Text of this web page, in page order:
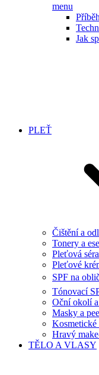
menu
Jak
PLEŤ
Čištění a
Tonery a
Pleťová séra
Pleťové
SPF na
Tónovací
Oční okolí
Masky a
Hravý
TĚLO A VLASY